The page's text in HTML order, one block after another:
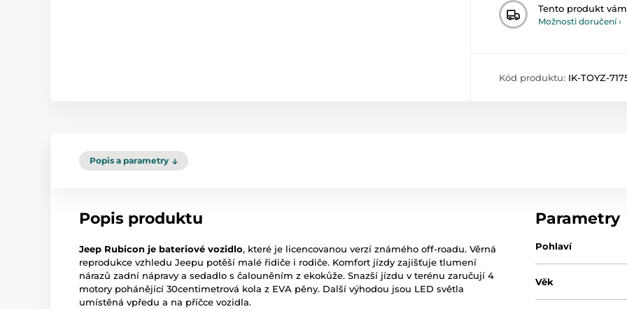
Tento produkt
Možnosti doručení ›
Kód produktu: IK-TOYZ-
Popis a parametry
Popis produktu
Jeep Rubicon je bateriové vozidlo, které je licencovanou verzí známého off-roadu. Věrná
reprodukce vzhledu Jeepu potěší malé řidiče i rodiče. Komfort jízdy zajišťuje tlumení
nárazů zadní nápravy a sedadlo s čalouněním z ekokůže. Snazší jízdu v terénu zaručují 4
motory pohánějící 30centimetrová kola z EVA pěny. Další výhodou jsou LED světla
umístěná vpředu a na příčce vozidla.
Parametry
Pohlaví
Věk